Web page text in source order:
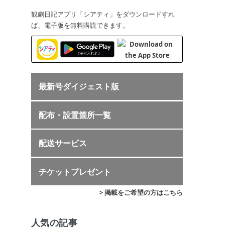
観劇日記アプリ「シアティ」をダウンロードすれ
ば、電子版を無料購読できます。
最新号ダイジェスト版
配布・設置箇所一覧
配送サービス
チケットプレゼント
> 掲載をご希望の方はこちら
人気の記事